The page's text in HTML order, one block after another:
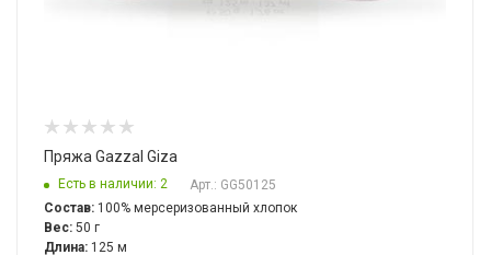
Пряжа Gazzal Giza
Есть в наличии: 2
Арт.: GG50125
Состав: 100% мерсеризованный хлопок
Вес: 50 г
Длина: 125 м